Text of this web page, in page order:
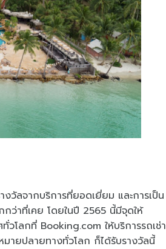
วัลจากบริการที่ยอดเยี่ยม และการเป็น
ว่าที่เคย โดยในปี 2565 นี้มีจุดให้
วโลกที่ Booking.com ให้บริการรถเช่า
ายปลายทางทั่วโลก ก็ได้รับรางวัลนี้